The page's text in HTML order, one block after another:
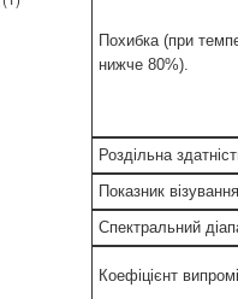
Похибка (при
нижче 80%).
Роздільна
Показник візування
Спектральний
Коефіцієнт